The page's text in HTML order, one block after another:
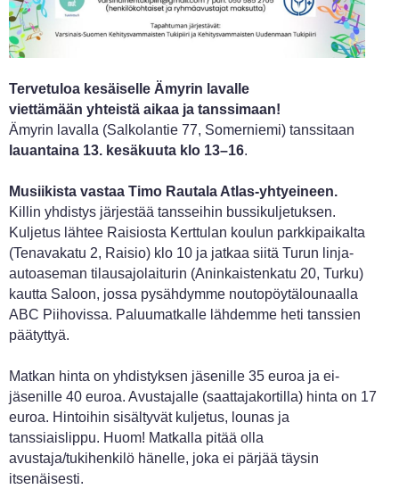
Tervetuloa kesäiselle Ämyrin lavalle
viettämään yhteistä aikaa ja tanssimaan!
Ämyrin lavalla (Salkolantie 77, Somerniemi) tanssitaan
lauantaina 13. kesäkuuta klo 13–16.
Musiikista vastaa Timo Rautala Atlas-yhtyeineen.
Killin yhdistys järjestää tansseihin bussikuljetuksen.
Kuljetus lähtee Raisiosta Kerttulan koulun parkkipaikalta
(Tenavakatu 2, Raisio) klo 10 ja jatkaa siitä Turun linja-
autoaseman tilausajolaiturin (Aninkaistenkatu 20, Turku)
kautta Saloon, jossa pysähdymme noutopöytälounaalla
ABC Piihovissa. Paluumatkalle lähdemme heti tanssien
päätyttyä.
Matkan hinta on yhdistyksen jäsenille 35 euroa ja ei-
jäsenille 40 euroa. Avustajalle (saattajakortilla) hinta on 17
euroa. Hintoihin sisältyvät kuljetus, lounas ja
tanssiaislippu. Huom! Matkalla pitää olla
avustaja/tukihenkilö hänelle, joka ei pärjää täysin
itsenäisesti.